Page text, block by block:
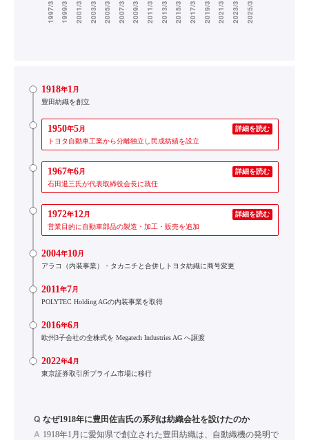
1918年1月
豊田紡織を創立
1950年5月
詳細を読む
トヨタ自動車工業から分離独立し民成紡績を設立
1967年6月
詳細を読む
石田退三氏が代表取締役会長に就任
1972年12月
詳細を読む
営業目的に自動車部品の製造・加工・販売を追加
2004年10月
アラコ（内装事業）・タカニチと合併しトヨタ紡織に商号変更
2011年7月
POLYTEC Holding AGの内装事業を取得
2016年6月
欧州3子会社の全株式を Megatech Industries AG へ譲渡
2022年4月
東京証券取引所プライム市場に移行
Q なぜ1918年に豊田佐吉氏の系列は紡織会社を設けたのか
A 1918年1月に愛知県で創立された豊田紡織は、自動織機の発明で